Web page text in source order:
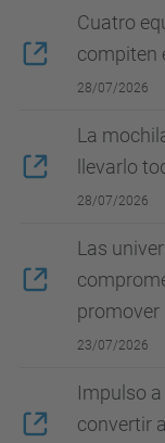
Cuatro
compiten
28/07/2026
La
llevarlo
28/07/2026
Las
promover
23/07/2026
Impulso
convertir